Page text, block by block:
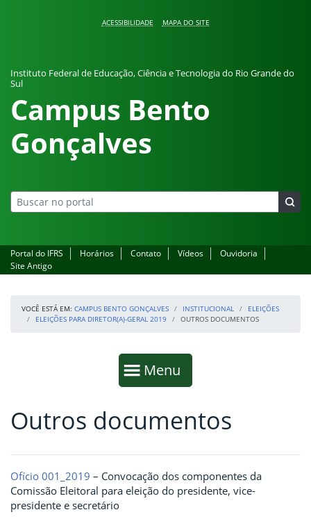
ACESSIBILIDADE MAPA DO SITE
Instituto Federal de Educação, Ciência e Tecnologia do Rio Grande do
Sul
Campus Bento
Gonçalves
Portal do IFRS Horários Contato Vídeos
Ouvidoria
Site Antigo
VOCÊ ESTÁ EM: CAMPUS BENTO GONÇALVES INSTITUCIONAL
ELEIÇÕES
ELEIÇÕES PARA DIRETOR(A)-GERAL 2019
OUTROS DOCUMENTOS
Mostrar
Menu
Fim da navegação
Início do conteúdo
Outros documentos
Ofício 001_2019 – Convocação dos componentes da
Comissão Eleitoral para eleição do presidente, vice-
presidente e secretário